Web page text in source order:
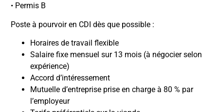
• Permis B
Poste à pourvoir en CDI dès que possible :
Horaires de travail flexible
Salaire fixe mensuel sur 13 mois (à négocier selon
expérience)
Accord d’intéressement
Mutuelle d’entreprise prise en charge à 80 % par
l’employeur